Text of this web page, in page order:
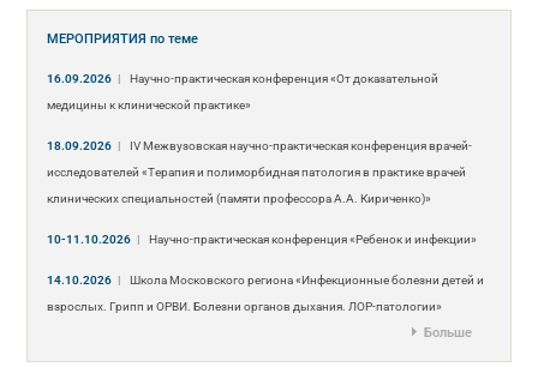
МЕРОПРИЯТИЯпо теме
16.09.2026 |
Научно-практическая конференция «От доказательной
медицины к клинической практике»
18.09.2026 |
IV Межвузовская научно-практическая конференция врачей-
исследователей «Терапия и полиморбидная патология в практике врачей
клинических специальностей (памяти профессора А.А. Кириченко)»
10-11.10.2026 | Научно-практическая конференция «Ребенок и инфекции»
14.10.2026 |
Школа Московского региона «Инфекционные болезни детей и
взрослых. Грипп и ОРВИ. Болезни органов дыхания. ЛОР-патологии»
Больше